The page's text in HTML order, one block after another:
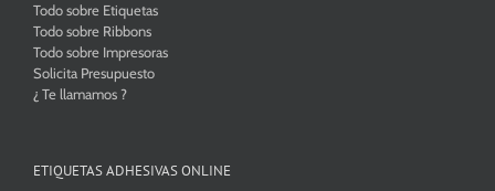
Todo sobre Etiquetas
Todo sobre Ribbons
Todo sobre Impresoras
Solicita Presupuesto
¿ Te llamamos ?
ETIQUETAS ADHESIVAS ONLINE